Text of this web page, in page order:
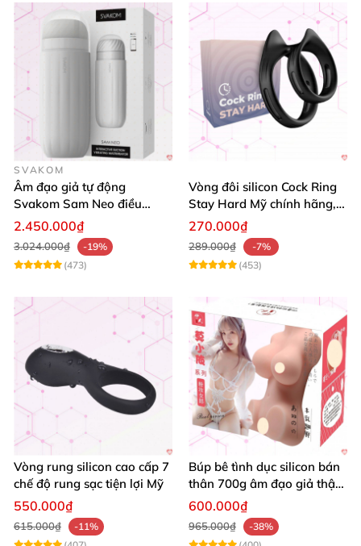
SVAKOM
Âm đạo giả tự động
Svakom Sam Neo điều
khiển app tương tác
webcam cao cấp
2.450.000₫
3.024.000₫
-19%
(473)
Vòng đôi silicon Cock Ring
Stay Hard Mỹ chính hãng,
tăng cường bền bỉ
270.000₫
289.000₫
-7%
(453)
Vòng rung silicon cao cấp 7
chế độ rung sạc tiện lợi Mỹ
550.000₫
615.000₫
-11%
Búp bê tình dục silicon bán
thân 700g âm đạo giả thật
mềm mại giá rẻ
600.000₫
965.000₫
-38%